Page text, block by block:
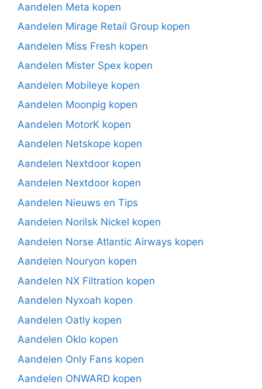
Aandelen Meta kopen
Aandelen Mirage Retail Group kopen
Aandelen Miss Fresh kopen
Aandelen Mister Spex kopen
Aandelen Mobileye kopen
Aandelen Moonpig kopen
Aandelen MotorK kopen
Aandelen Netskope kopen
Aandelen Nextdoor kopen
Aandelen Nextdoor kopen
Aandelen Nieuws en Tips
Aandelen Norilsk Nickel kopen
Aandelen Norse Atlantic Airways kopen
Aandelen Nouryon kopen
Aandelen NX Filtration kopen
Aandelen Nyxoah kopen
Aandelen Oatly kopen
Aandelen Oklo kopen
Aandelen Only Fans kopen
Aandelen ONWARD kopen